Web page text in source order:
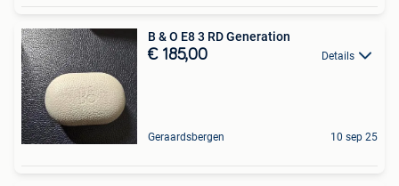
B & O E8 3 RD Generation
€ 185,00 Details
Geraardsbergen 10 sep 25